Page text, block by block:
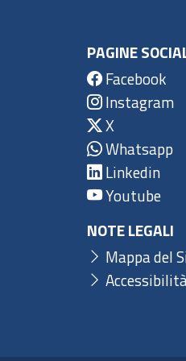
PAGINE
Facebook
Instagram
X
Whatsapp
Linkedin
Youtube
NOTE LEGALI
Mappa del